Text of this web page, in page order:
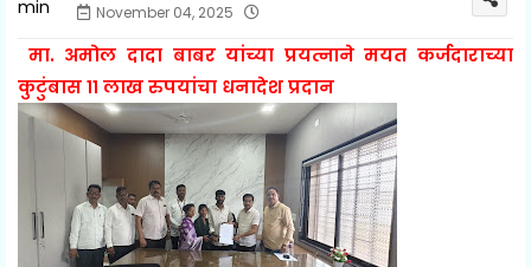
November 04, 2025
मा. अमोल दादा बाबर यांच्या प्रयत्नाने मयत कर्जदाराच्या
कुटुंबास ११ लाख रुपयांचा धनादेश प्रदान